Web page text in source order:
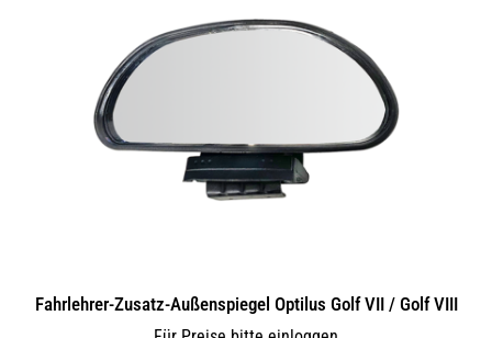
Fahrlehrer-Zusatz-Außen­spiegel Optilus Golf VII / Golf VIII